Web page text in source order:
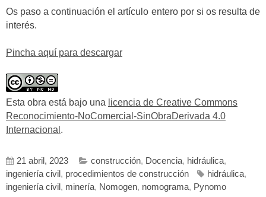
Os paso a continuación el artículo entero por si os resulta de
interés.
Pincha aquí para descargar
Esta obra está bajo una licencia de Creative Commons
Reconocimiento-NoComercial-SinObraDerivada 4.0
Internacional .
21 abril, 2023 construcción, Docencia, hidráulica,
ingeniería civil , procedimientos de construcción hidráulica,
ingeniería civil , minería, Nomogen, nomograma, Pynomo